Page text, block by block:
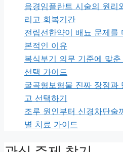
음경임플란트 시술의 원리
리고 회복기간
전립선한약이 배뇨 문제를
본적인 이유
복식부기 의무 기준에 맞춘
선택 가이드
굴곡형보형물 진짜 장점과
고 선택하기
조루 원인부터 신경차단술
별 치료 가이드